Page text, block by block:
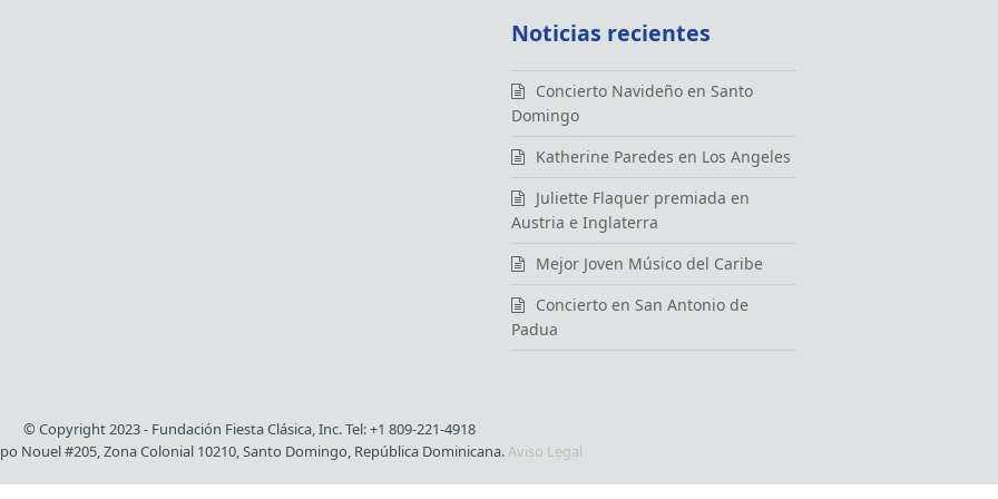
Noticias recientes
Concierto Navideño en Santo
Domingo
Katherine Paredes en Los Angeles
Juliette Flaquer premiada en
Austria e Inglaterra
Mejor Joven Músico del Caribe
Concierto en San Antonio de
Padua
© Copyright 2023 - Fundación Fiesta Clásica, Inc. Tel: +1 809-221-4918
Nouel #205, Zona Colonial 10210, Santo Domingo, República Dominicana.Aviso Legal